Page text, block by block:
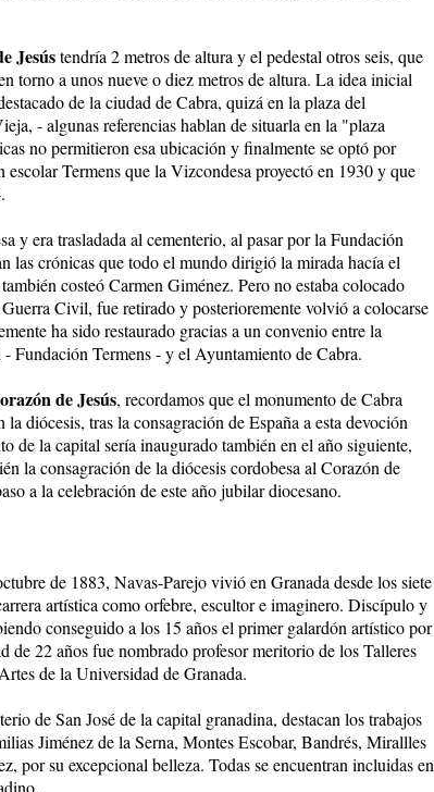
Jesústendría 2 metros de altura y el pedestal otros seis, que
torno a unos nueve o diez metros de altura. La idea inicial
de la ciudad de Cabra, quizá en la plaza del
- algunas referencias hablan de situarla en la "plaza
no permitieron esa ubicación y finalmente se optó por
Termens que la Vizcondesa proyectó en 1930 y que
y era trasladada al cementerio, al pasar por la Fundación
las crónicas que todo el mundo dirigió la mirada hacía el
costeó Carmen Giménez. Pero no estaba colocado
Civil, fue retirado y posterioremente volvió a colocarse
ha sido restaurado gracias a un convenio entre la
Fundación Termens - y el Ayuntamiento de Cabra.
de Jesús, recordamos que el monumento de Cabra
diócesis, tras la consagración de España a esta devoción
de la capital sería inaugurado también en el año siguiente,
la consagración de la diócesis cordobesa al Corazón de
a la celebración de este año jubilar diocesano.
de 1883, Navas-Parejo vivió en Granada desde los siete
artística como orfebre, escultor e imaginero. Discípulo y
conseguido a los 15 años el primer galardón artístico por
22 años fue nombrado profesor meritorio de los Talleres
de la Universidad de Granada.
de San José de la capital granadina, destacan los trabajos
Jiménez de la Serna, Montes Escobar, Bandrés, Mirallles
por su excepcional belleza. Todas se encuentran incluidas en